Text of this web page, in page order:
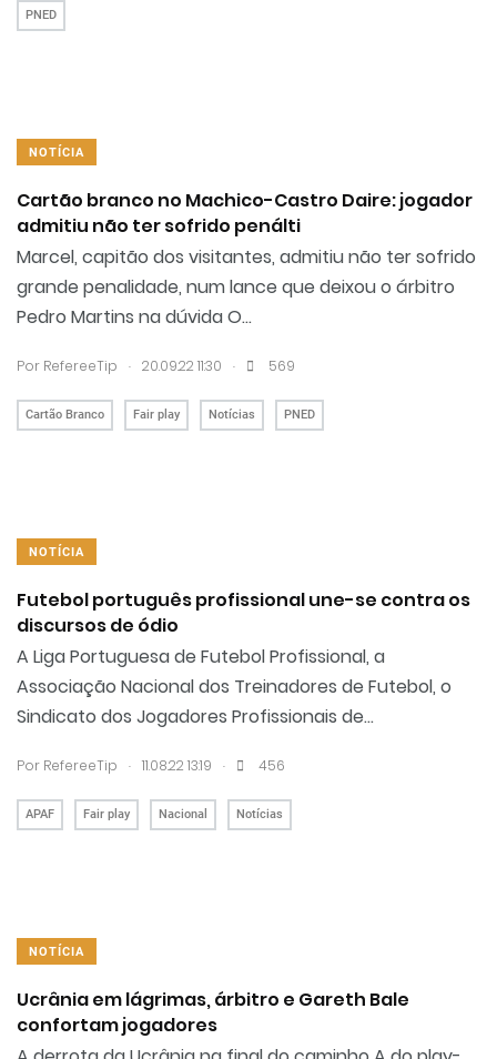
PNED
NOTÍCIA
Cartão branco no Machico-Castro Daire: jogador
admitiu não ter sofrido penálti
Marcel, capitão dos visitantes, admitiu não ter sofrido
grande penalidade, num lance que deixou o árbitro
Pedro Martins na dúvida O...
Por RefereeTip . 20.09.22 11:30 . 569
Cartão Branco Fair play Notícias PNED
NOTÍCIA
Futebol português profissional une-se contra os
discursos de ódio
A Liga Portuguesa de Futebol Profissional, a
Associação Nacional dos Treinadores de Futebol, o
Sindicato dos Jogadores Profissionais de...
Por RefereeTip . 11.08.22 13:19 . 456
APAF Fair play Nacional Notícias
NOTÍCIA
Ucrânia em lágrimas, árbitro e Gareth Bale
confortam jogadores